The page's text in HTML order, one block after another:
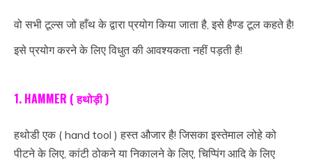
वो सभी टूल्स जो हाँथ के द्वारा प्रयोग किया जाता है, इसे हैण्ड टूल कहते है!
इसे प्रयोग करने के लिए विधुत की आवश्यकता नहीं पड़ती है!
1. HAMMER ( हथोड़ी )
हथोडी एक ( hand tool ) हस्त औजार है! जिसका इस्तेमाल लोहे को
पीटने के लिए, कांटी ठोकने या निकालने के लिए, चिप्पिंग आदि के लिए